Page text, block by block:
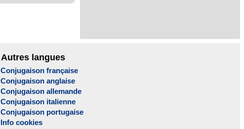
Autres langues
Conjugaison française
Conjugaison anglaise
Conjugaison allemande
Conjugaison italienne
Conjugaison portugaise
Info cookies